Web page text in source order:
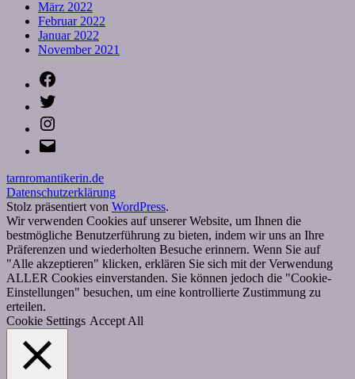
März 2022
Februar 2022
Januar 2022
November 2021
tarnromantikerin.de
Datenschutzerklärung
Stolz präsentiert von WordPress.
Wir verwenden Cookies auf unserer Website, um Ihnen die
bestmögliche Benutzerführung zu bieten, indem wir uns an Ihre
Präferenzen und wiederholten Besuche erinnern. Wenn Sie auf
"Alle akzeptieren" klicken, erklären Sie sich mit der Verwendung
ALLER Cookies einverstanden. Sie können jedoch die "Cookie-
Einstellungen" besuchen, um eine kontrollierte Zustimmung zu
erteilen.
Cookie Settings Accept All